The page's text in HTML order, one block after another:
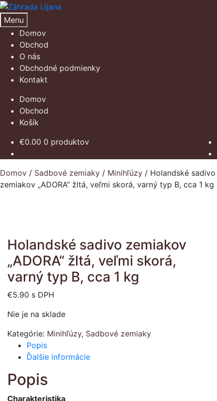
Preskočiť
na
navigáciu
Preskočiť
na
obsah
Menu
Domov
Obchod
O nás
Obchodné podmienky
Kontakt
Domov
Obchod
Košík
€0.00 0 produktov
Domov / Sadbové zemiaky / Minihľúzy / Holandské sadivo
zemiakov „ADORA“ žltá, veľmi skorá, varný typ B, cca 1 kg
Holandské sadivo zemiakov
„ADORA“ žltá, veľmi skorá,
varný typ B, cca 1 kg
€5.90 s DPH
Nie je na sklade
Kategórie: Minihľúzy, Sadbové zemiaky
Popis
Ďalšie informácie
Popis
Charakteristika